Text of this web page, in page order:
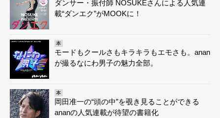
ダンサー・振付師 NOSUKEさんによる人気連
載“ダンエク”がMOOKに！
本
モードもクールさもキラキラもエモさも。anan
が撮るなにわ男子の魅力全部。
本
岡田准一の“頭の中”を覗き見ることができる
ananの人気連載が待望の書籍化